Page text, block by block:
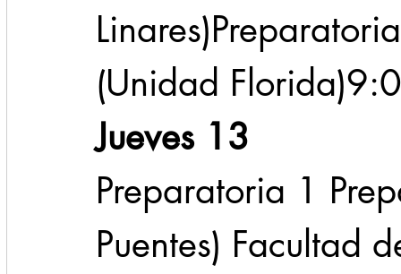
(Unidad
Jueves 13
Preparatoria 1
Puentes)